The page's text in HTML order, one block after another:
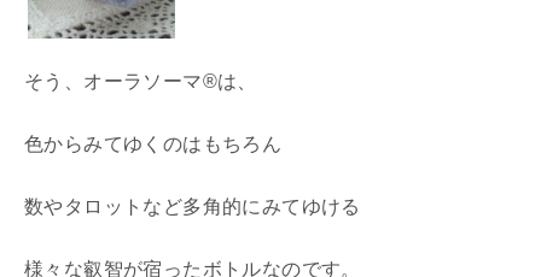
そう、オーラソーマ®は、
色からみてゆくのはもちろん
数やタロットなど多角的にみてゆける
様々な叡智が宿ったボトルなのです。